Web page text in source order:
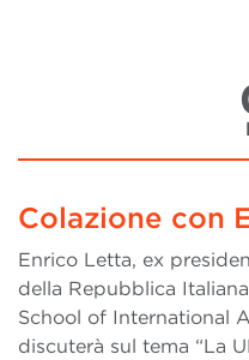
Colazione con
Enrico Letta, ex
della Repubblica
School of International
discuterà sul tema “La